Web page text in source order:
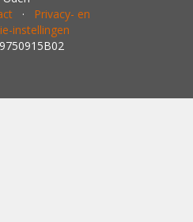
· Privacy- en
instellingen